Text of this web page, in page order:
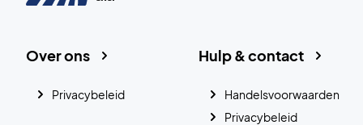
Hulp & contact
Handelsvoorwaarden
Privacybeleid
Over ons
Privacybeleid